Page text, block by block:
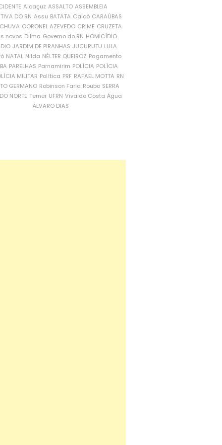
Alcaçuz ASSALTO ASSEMBLEIA
DO RN Assu BATATA Caicó CARAÚBAS
CORONEL AZEVEDO CRIME CRUZETA
novos Dilma Governo do RN HOMICÍDIO
JARDIM DE PIRANHAS JUCURUTU LULA
NATAL Nilda NÉLTER QUEIROZ Pagamento
PARELHAS Parnamirim POLÍCIA POLÍCIA
MILITAR Política PRF RAFAEL MOTTA RN
GERMANO Robinson Faria Roubo SERRA
NORTE Temer UFRN Vivaldo Costa Água
ÁLVARO DIAS